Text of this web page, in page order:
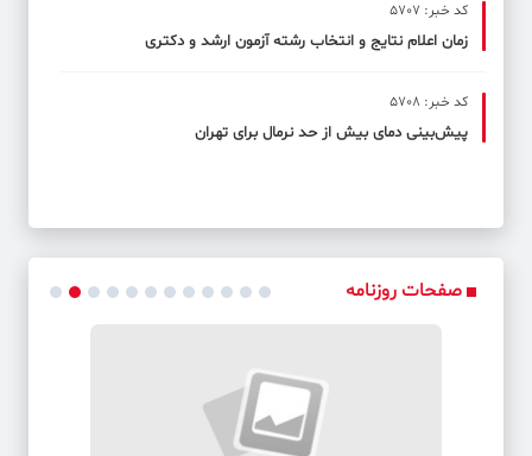
کد خبر: 5707
زمان اعلام نتایج و انتخاب رشته آزمون ارشد و دکتری
کد خبر: 5708
پیش‌بینی دمای بیش از حد نرمال برای تهران
صفحات روزنامه